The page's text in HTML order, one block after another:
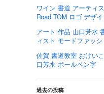
ワイン 書道 アーティ
Road TOM ロゴ デザ
アート 作品 山口芳
ィスト モードファッ
佐賀 書道教室 おけい
口芳水 ボールペン字
過去の投稿